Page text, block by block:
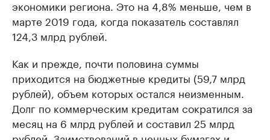
экономики региона. Это на 4,8% меньше, чем в
марте 2019 года, когда показатель составлял
124,3 млрд рублей.
Как и прежде, почти половина суммы
приходится на бюджетные кредиты (59,7 млрд
рублей), объем которых остался неизменным.
Долг по коммерческим кредитам сократился за
месяц на 6 млрд рублей и составил 25 млрд